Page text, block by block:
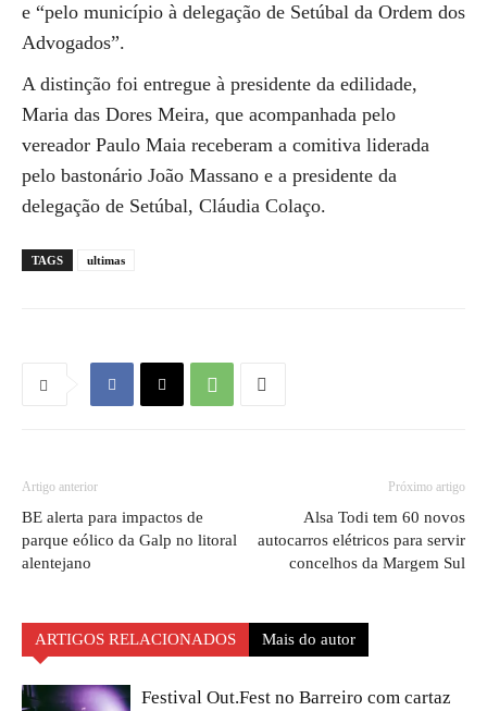
e “pelo município à delegação de Setúbal da Ordem dos
Advogados”.
A distinção foi entregue à presidente da edilidade,
Maria das Dores Meira, que acompanhada pelo
vereador Paulo Maia receberam a comitiva liderada
pelo bastonário João Massano e a presidente da
delegação de Setúbal, Cláudia Colaço.
TAGS ultimas
Artigo anterior
BE alerta para impactos de
parque eólico da Galp no litoral
alentejano
Próximo artigo
Alsa Todi tem 60 novos
autocarros elétricos para servir
concelhos da Margem Sul
ARTIGOS RELACIONADOS Mais do autor
Festival Out.Fest no Barreiro com cartaz